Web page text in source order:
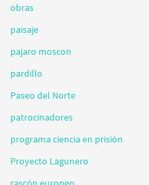
obras
paisaje
pajaro moscon
pardillo
Paseo del Norte
patrocinadores
programa ciencia en prisión
Proyecto Lagunero